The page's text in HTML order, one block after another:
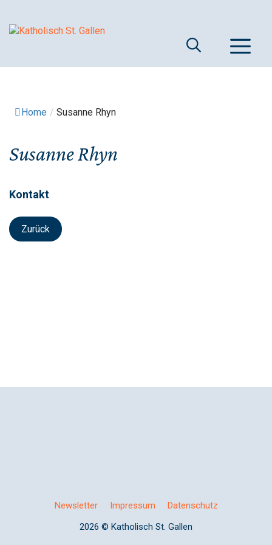
Inhalt
Home / Susanne Rhyn
Susanne Rhyn
Kontakt
Zurück
Newsletter Impressum
Datenschutz
2026 © Katholisch St. Gallen